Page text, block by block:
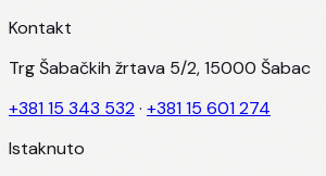
Kontakt
Trg Šabačkih žrtava 5/2, 15000 Šabac
+381 15 343 532· +381 15 601 274
Istaknuto